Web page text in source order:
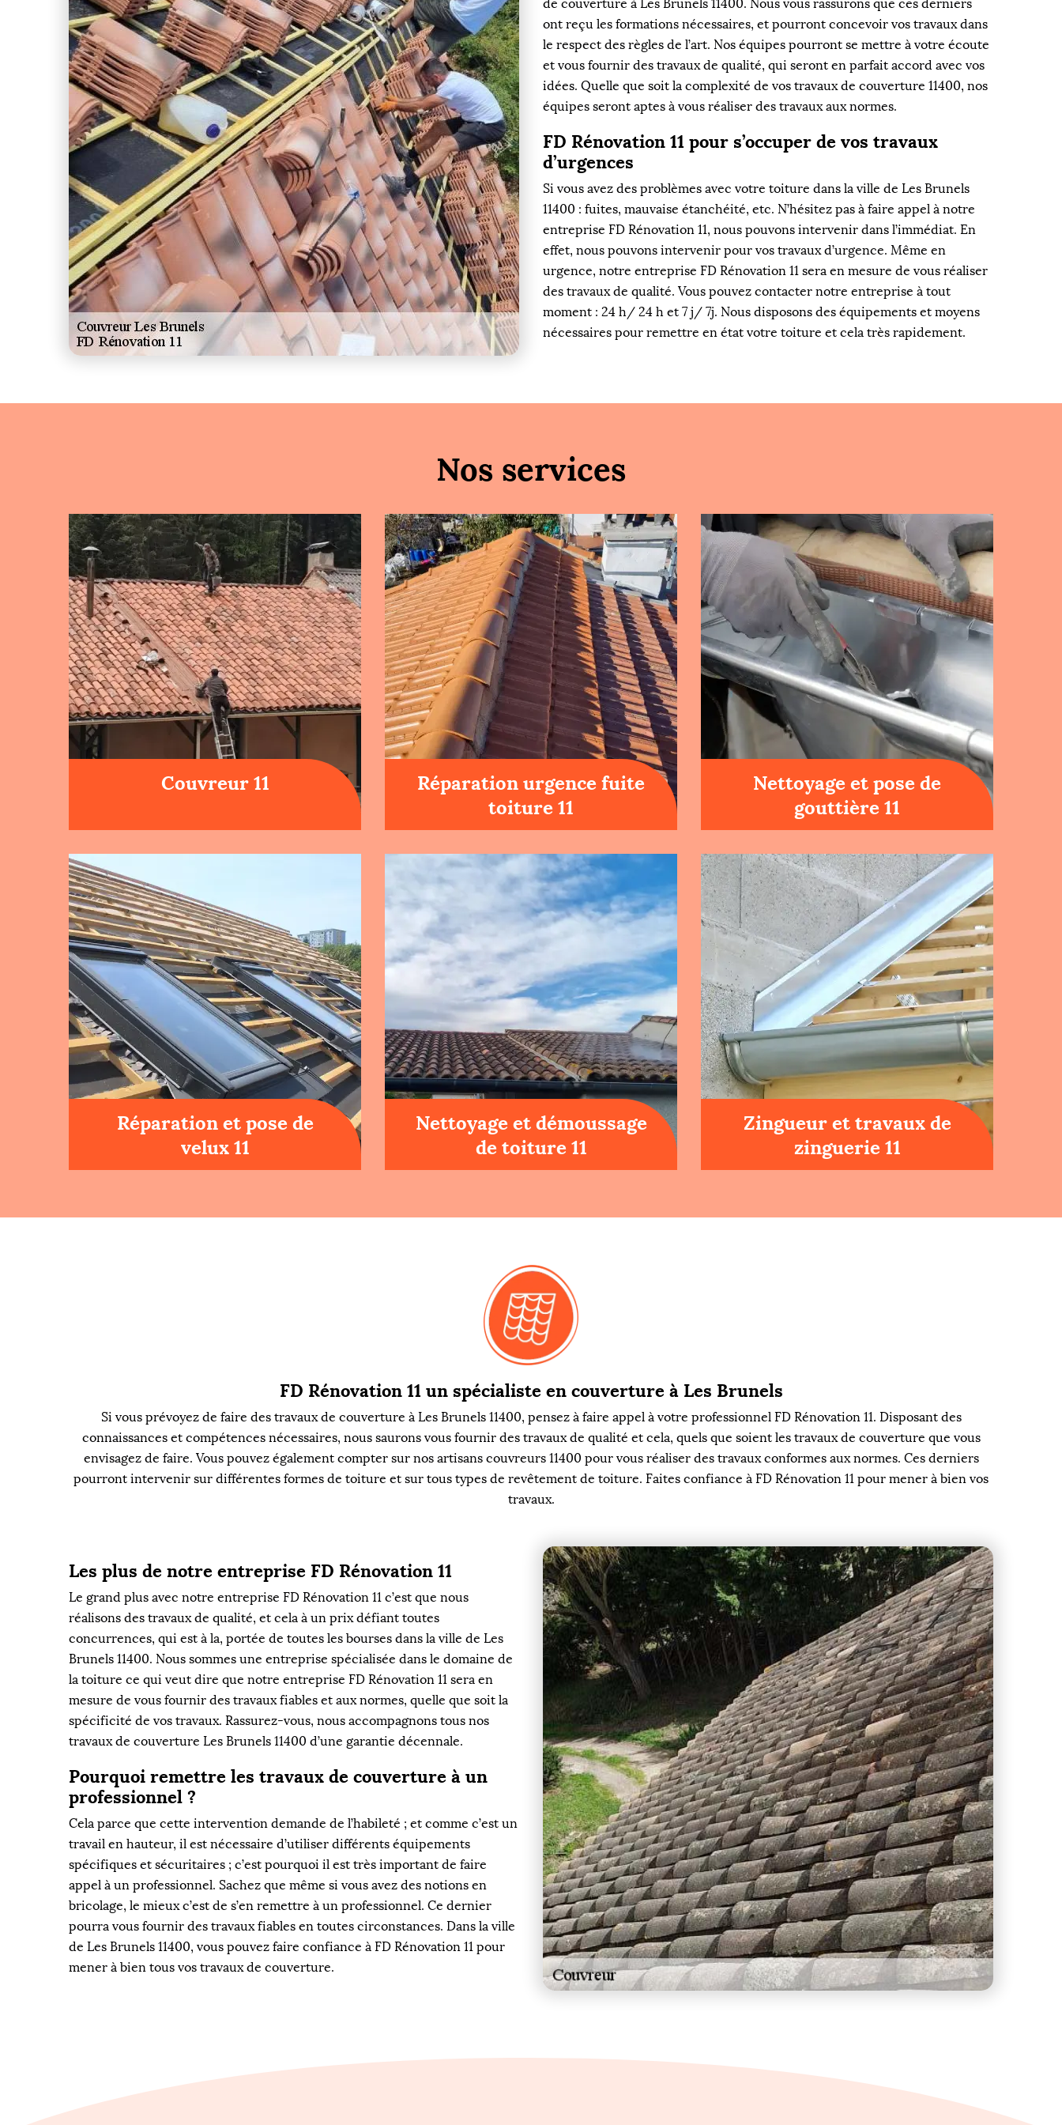
de couverture à Les Brunels 11400. Nous vous rassurons que ces derniers
ont reçu les formations nécessaires, et pourront concevoir vos travaux dans
le respect des règles de l’art. Nos équipes pourront se mettre à votre écoute
et vous fournir des travaux de qualité, qui seront en parfait accord avec vos
idées. Quelle que soit la complexité de vos travaux de couverture 11400, nos
équipes seront aptes à vous réaliser des travaux aux normes.
FD Rénovation 11 pour s’occuper de vos travaux
d’urgences
Si vous avez des problèmes avec votre toiture dans la ville de Les Brunels
11400 : fuites, mauvaise étanchéité, etc. N’hésitez pas à faire appel à notre
entreprise FD Rénovation 11, nous pouvons intervenir dans l’immédiat. En
effet, nous pouvons intervenir pour vos travaux d’urgence. Même en
urgence, notre entreprise FD Rénovation 11 sera en mesure de vous réaliser
des travaux de qualité. Vous pouvez contacter notre entreprise à tout
moment : 24 h/ 24 h et 7 j/ 7j. Nous disposons des équipements et moyens
nécessaires pour remettre en état votre toiture et cela très rapidement.
Nos services
Couvreur 11
Réparation urgence fuite
toiture 11
Nettoyage et pose de
gouttière 11
Réparation et pose de
velux 11
Nettoyage et démoussage
de toiture 11
Zingueur et travaux de
zinguerie 11
FD Rénovation 11 un spécialiste en couverture à Les Brunels
Si vous prévoyez de faire des travaux de couverture à Les Brunels 11400, pensez à faire appel à votre professionnel FD Rénovation 11. Disposant des
connaissances et compétences nécessaires, nous saurons vous fournir des travaux de qualité et cela, quels que soient les travaux de couverture que vous
envisagez de faire. Vous pouvez également compter sur nos artisans couvreurs 11400 pour vous réaliser des travaux conformes aux normes. Ces derniers
pourront intervenir sur différentes formes de toiture et sur tous types de revêtement de toiture. Faites confiance à FD Rénovation 11 pour mener à bien vos
travaux.
Les plus de notre entreprise FD Rénovation 11
Le grand plus avec notre entreprise FD Rénovation 11 c’est que nous
réalisons des travaux de qualité, et cela à un prix défiant toutes
concurrences, qui est à la, portée de toutes les bourses dans la ville de Les
Brunels 11400. Nous sommes une entreprise spécialisée dans le domaine de
la toiture ce qui veut dire que notre entreprise FD Rénovation 11 sera en
mesure de vous fournir des travaux fiables et aux normes, quelle que soit la
spécificité de vos travaux. Rassurez-vous, nous accompagnons tous nos
travaux de couverture Les Brunels 11400 d’une garantie décennale.
Pourquoi remettre les travaux de couverture à un
professionnel ?
Cela parce que cette intervention demande de l’habileté ; et comme c’est un
travail en hauteur, il est nécessaire d’utiliser différents équipements
spécifiques et sécuritaires ; c’est pourquoi il est très important de faire
appel à un professionnel. Sachez que même si vous avez des notions en
bricolage, le mieux c’est de s’en remettre à un professionnel. Ce dernier
pourra vous fournir des travaux fiables en toutes circonstances. Dans la ville
de Les Brunels 11400, vous pouvez faire confiance à FD Rénovation 11 pour
mener à bien tous vos travaux de couverture.